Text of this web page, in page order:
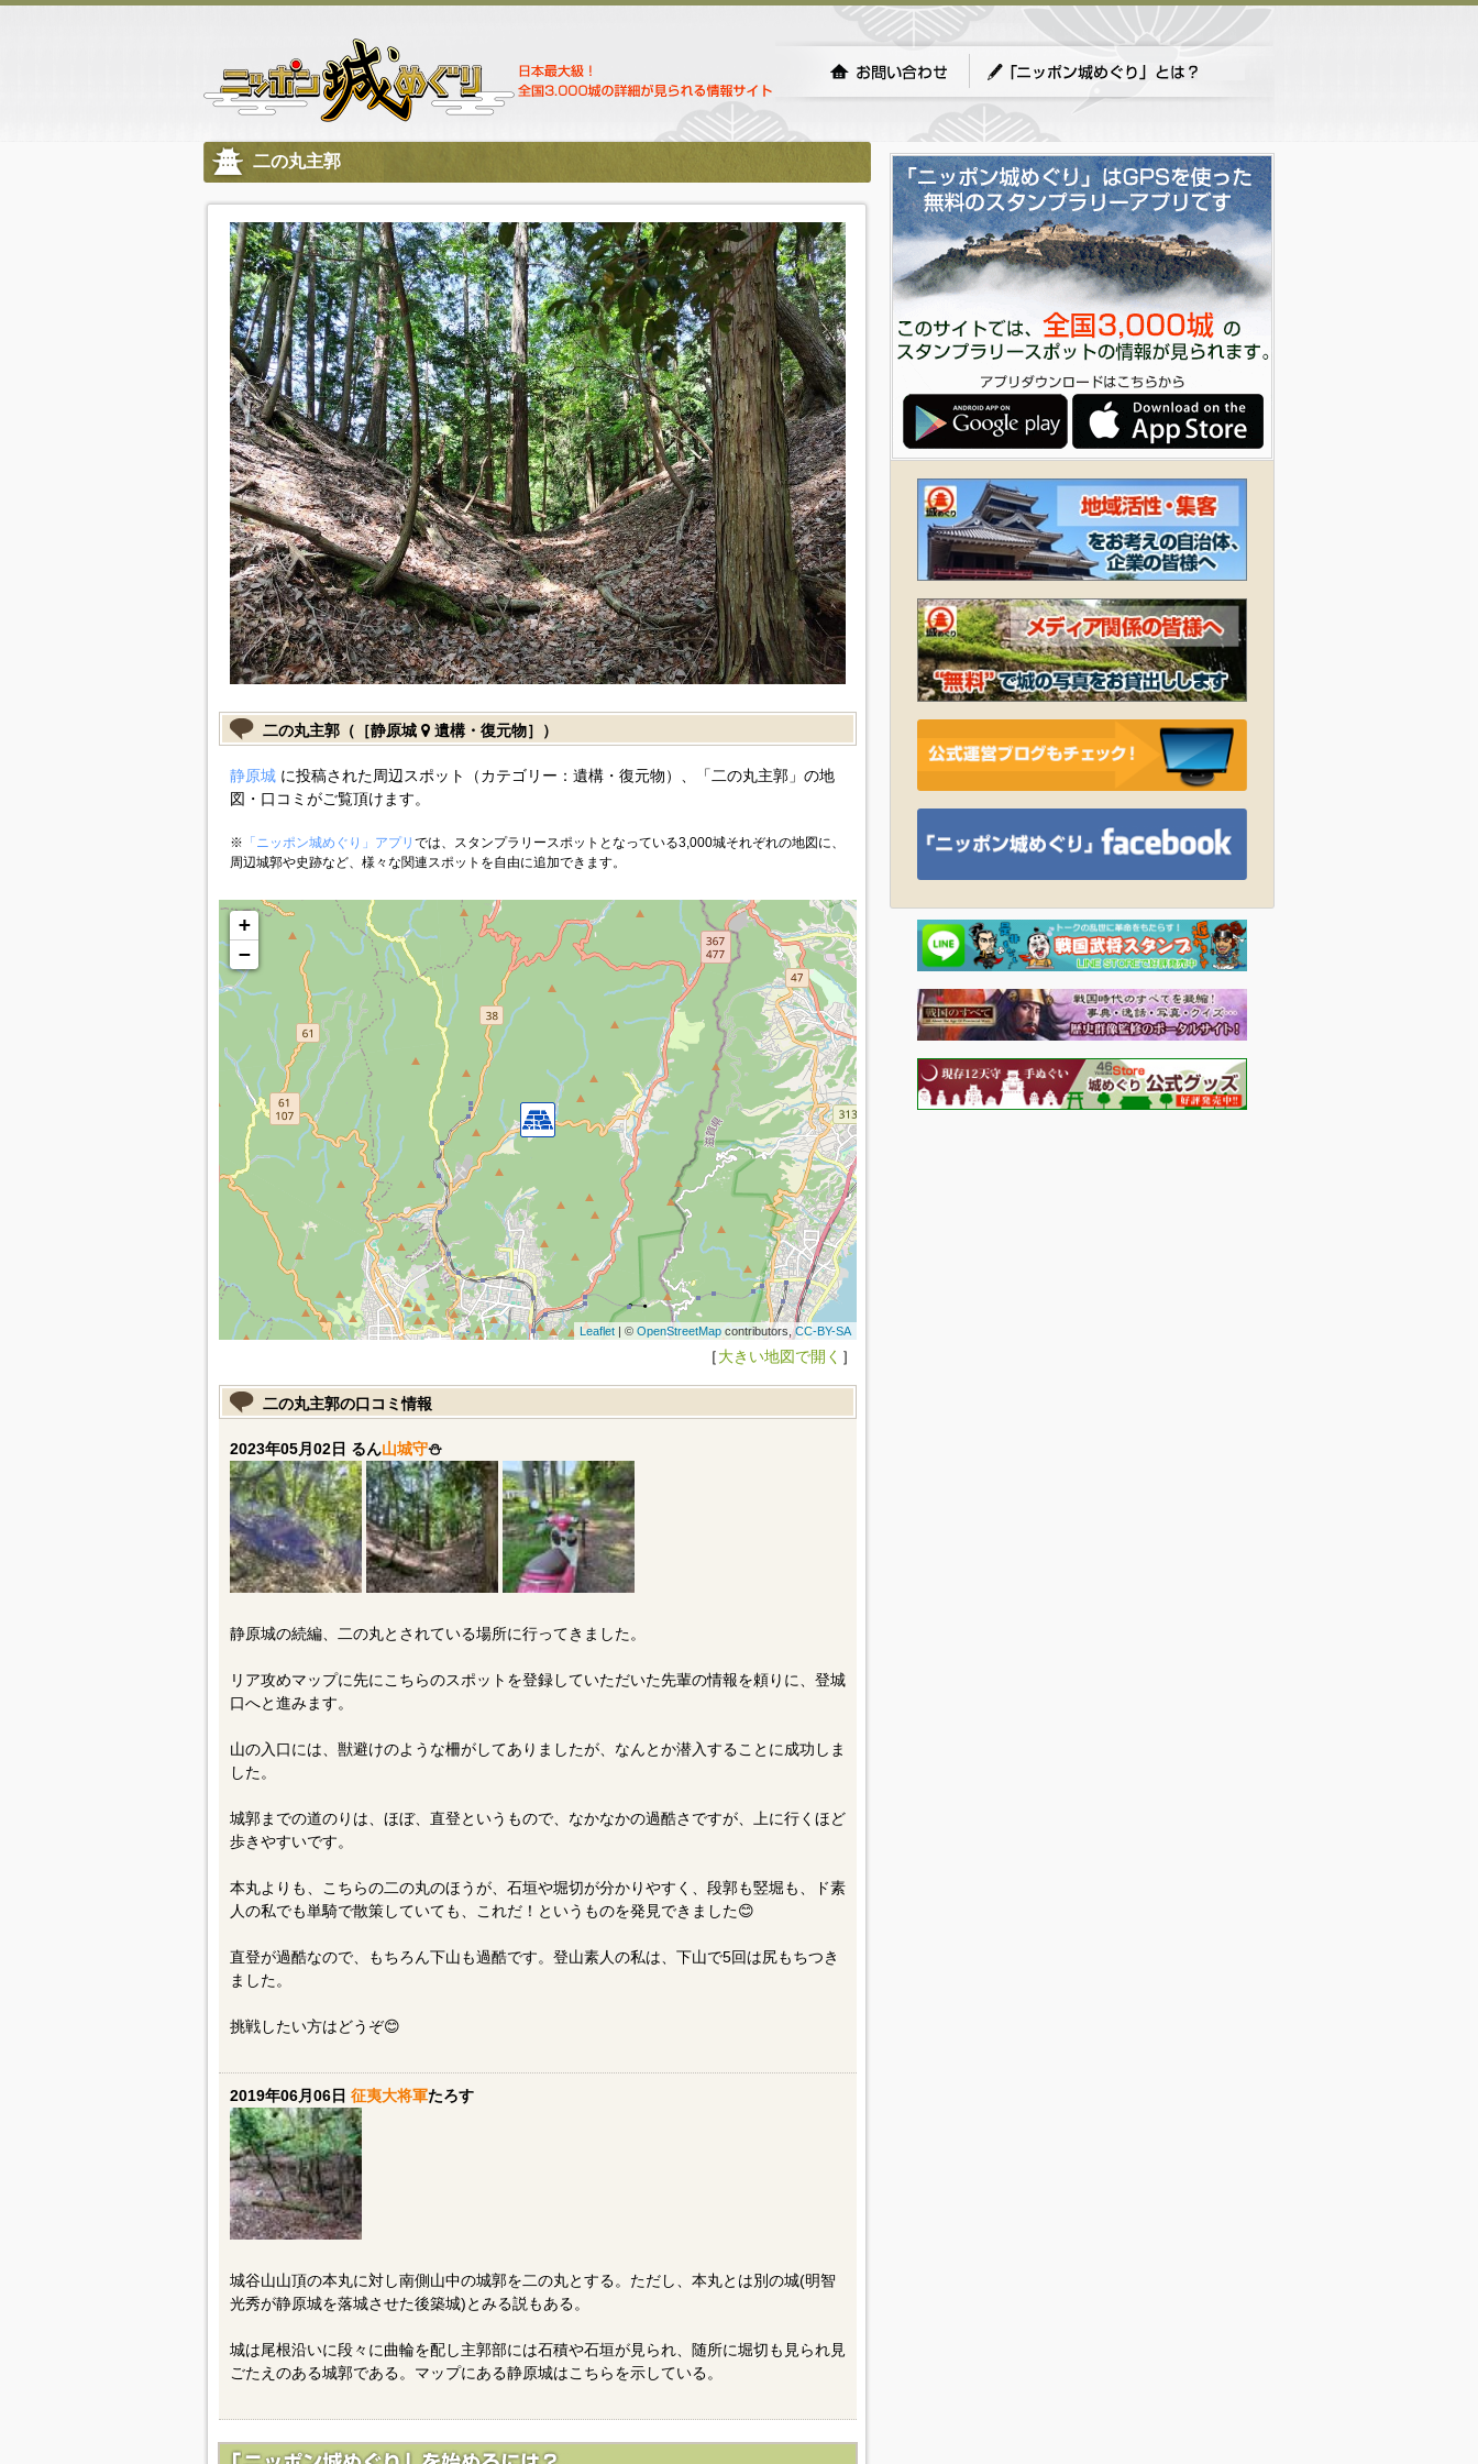
二の丸主郭
二の丸主郭（［静原城 遺構・復元物］）
静原城に投稿された周辺スポット（カテゴリー：遺構・復元物）、「二の丸主郭」の地
図・口コミがご覧頂けます。
※ 「ニッポン城めぐり」アプリ では、スタンプラリースポットとなっている3,000城それぞれの地図に、
周辺城郭や史跡など、様々な関連スポットを自由に追加できます。
+
−
Leaflet| © OpenStreetMapcontributors,CC-BY-SA
［大きい地図で開く ］
二の丸主郭の口コミ情報
2023年05月02日 るん山城守⛄️
静原城の続編、二の丸とされている場所に行ってきました。
リア攻めマップに先にこちらのスポットを登録していただいた先輩の情報を頼りに、登城
口へと進みます。
山の入口には、獣避けのような柵がしてありましたが、なんとか潜入することに成功しま
した。
城郭までの道のりは、ほぼ、直登というもので、なかなかの過酷さですが、上に行くほど
歩きやすいです。
本丸よりも、こちらの二の丸のほうが、石垣や堀切が分かりやすく、段郭も竪堀も、ド素
人の私でも単騎で散策していても、これだ！というものを発見できました😊
直登が過酷なので、もちろん下山も過酷です。登山素人の私は、下山で5回は尻もちつき
ました。
挑戦したい方はどうぞ😊
2019年06月06日 征夷大将軍たろす
城谷山山頂の本丸に対し南側山中の城郭を二の丸とする。ただし、本丸とは別の城(明智
光秀が静原城を落城させた後築城)とみる説もある。
城は尾根沿いに段々に曲輪を配し主郭部には石積や石垣が見られ、随所に堀切も見られ見
ごたえのある城郭である。マップにある静原城はこちらを示している。